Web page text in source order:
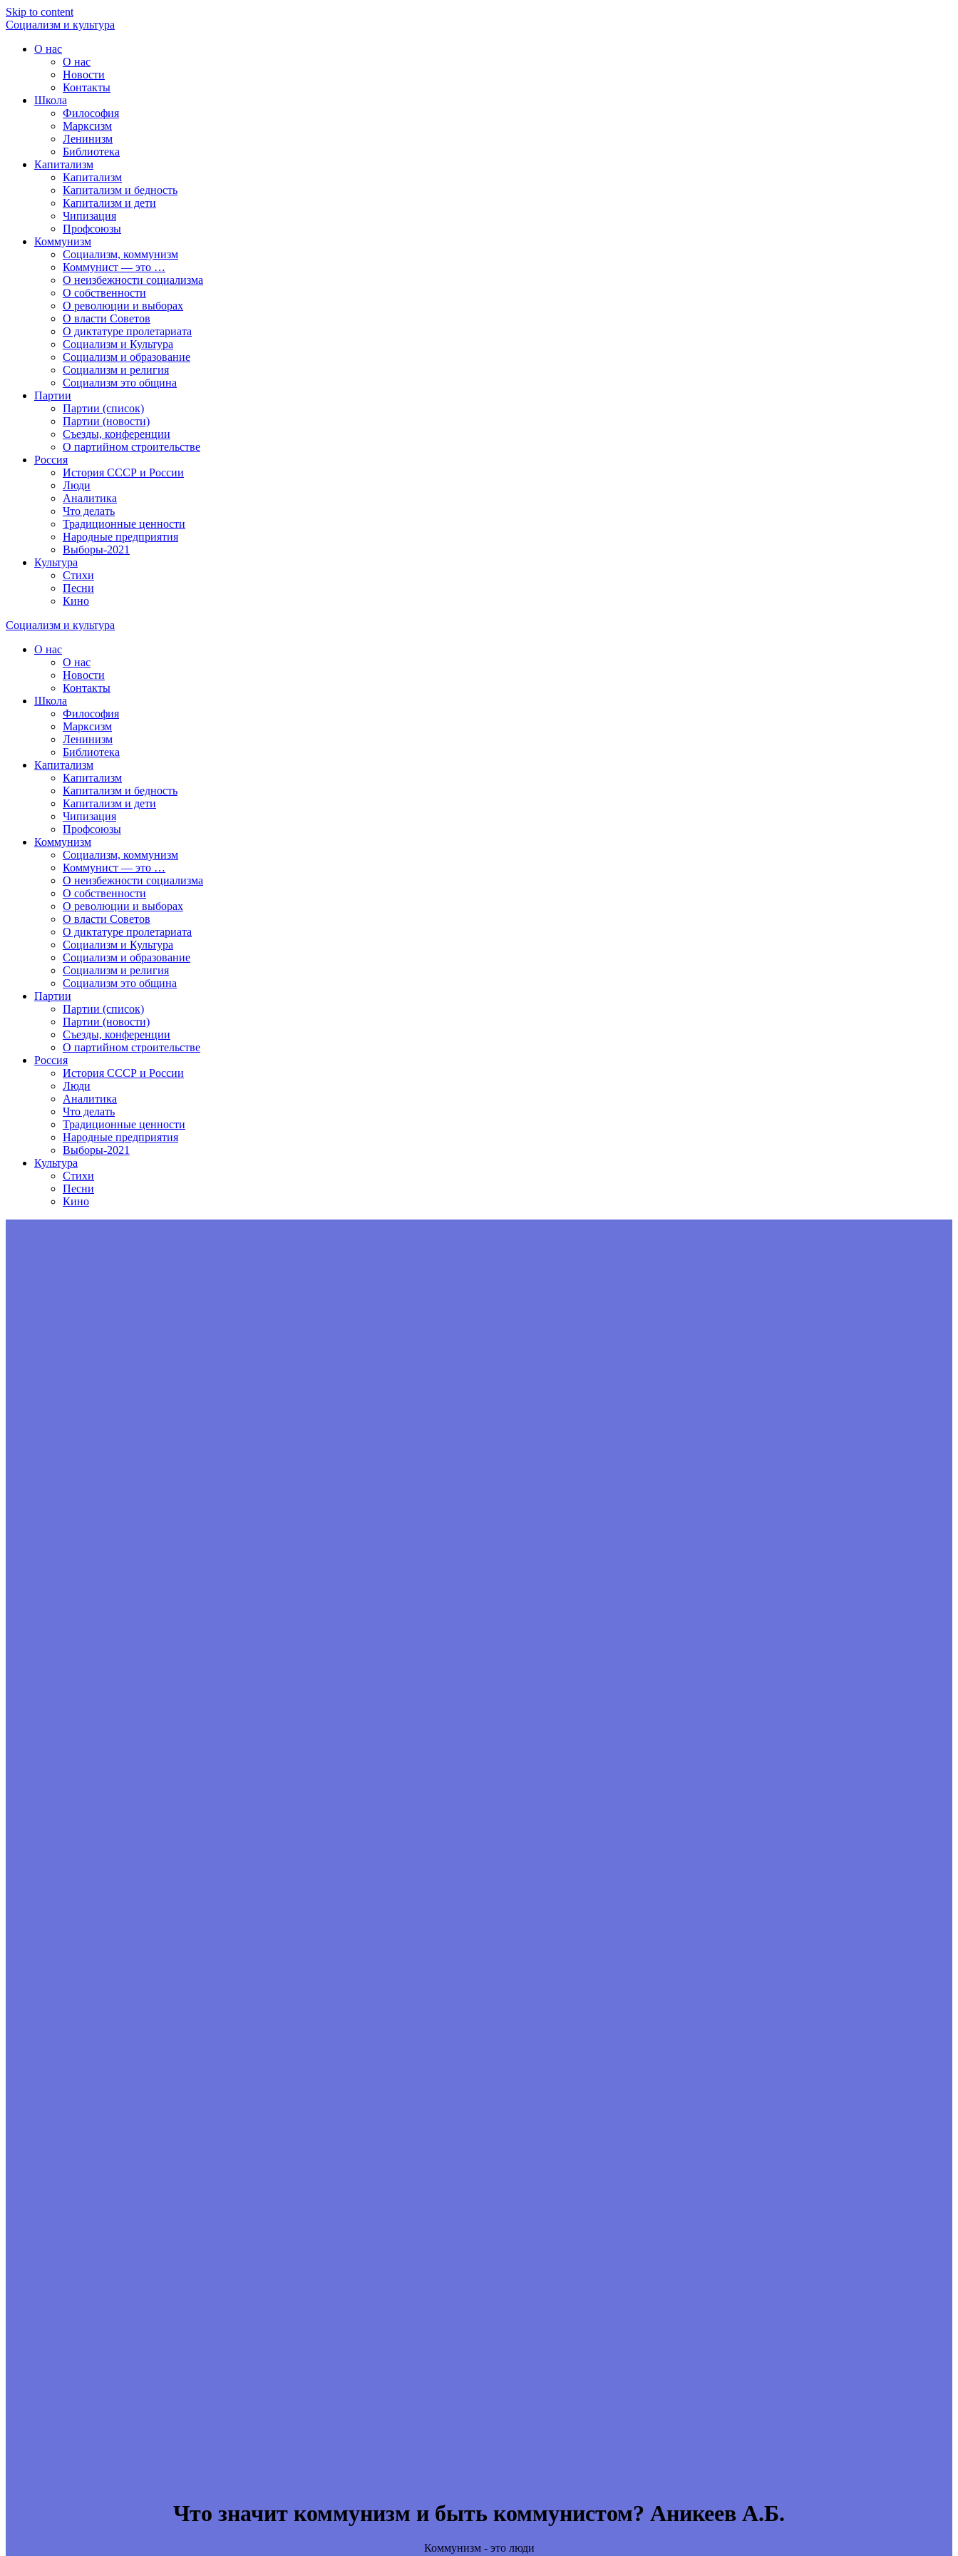
Skip to content
Социализм и культура
О нас
О нас
Новости
Контакты
Школа
Философия
Марксизм
Ленинизм
Библиотека
Капитализм
Капитализм
Капитализм и бедность
Капитализм и дети
Чипизация
Профсоюзы
Коммунизм
Социализм, коммунизм
Коммунист — это …
О неизбежности социализма
О собственности
О революции и выборах
О власти Советов
О диктатуре пролетариата
Социализм и Культура
Социализм и образование
Социализм и религия
Социализм это община
Партии
Партии (список)
Партии (новости)
Съезды, конференции
О партийном строительстве
Россия
История СССР и России
Люди
Аналитика
Что делать
Традиционные ценности
Народные предприятия
Выборы-2021
Культура
Стихи
Песни
Кино
Социализм и культура
О нас
О нас
Новости
Контакты
Школа
Философия
Марксизм
Ленинизм
Библиотека
Капитализм
Капитализм
Капитализм и бедность
Капитализм и дети
Чипизация
Профсоюзы
Коммунизм
Социализм, коммунизм
Коммунист — это …
О неизбежности социализма
О собственности
О революции и выборах
О власти Советов
О диктатуре пролетариата
Социализм и Культура
Социализм и образование
Социализм и религия
Социализм это община
Партии
Партии (список)
Партии (новости)
Съезды, конференции
О партийном строительстве
Россия
История СССР и России
Люди
Аналитика
Что делать
Традиционные ценности
Народные предприятия
Выборы-2021
Культура
Стихи
Песни
Кино
Что значит коммунизм и быть коммунистом? Аникеев А.Б.
Коммунизм - это люди